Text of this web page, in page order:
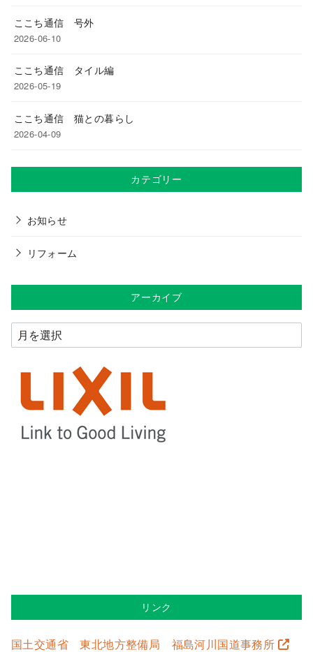
ここち通信 号外
2026-06-10
ここち通信 タイル編
2026-05-19
ここち通信 猫との暮らし
2026-04-09
カテゴリー
お知らせ
リフォーム
アーカイブ
リンク
国土交通省 東北地方整備局 福島河川国道事務所